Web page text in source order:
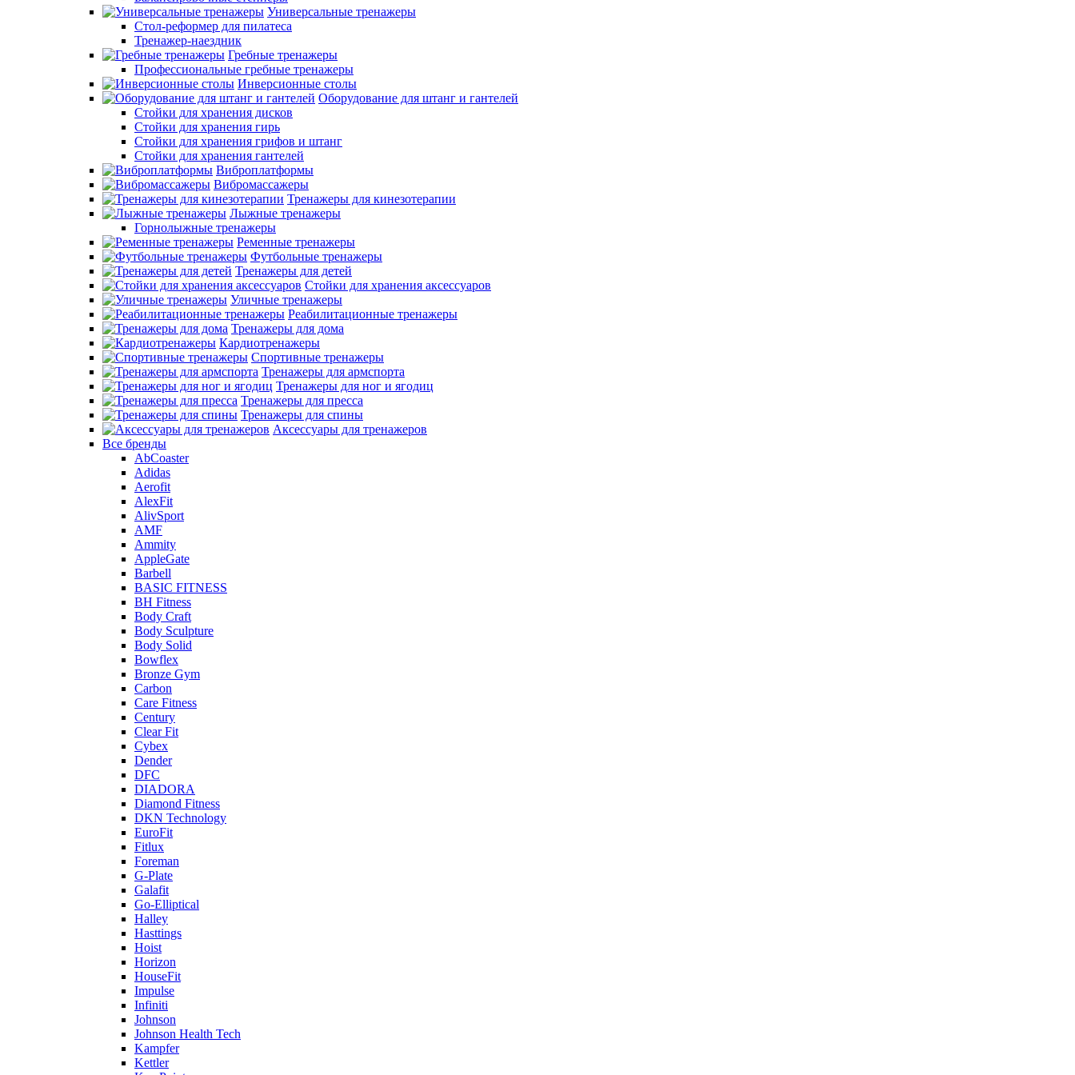
Универсальные тренажеры
Стол-реформер для пилатеса
Тренажер-наездник
Гребные тренажеры
Профессиональные гребные тренажеры
Инверсионные столы
Оборудование для штанг и гантелей
Стойки для хранения дисков
Стойки для хранения гирь
Стойки для хранения грифов и штанг
Стойки для хранения гантелей
Виброплатформы
Вибромассажеры
Тренажеры для кинезотерапии
Лыжные тренажеры
Горнолыжные тренажеры
Ременные тренажеры
Футбольные тренажеры
Тренажеры для детей
Стойки для хранения аксессуаров
Уличные тренажеры
Реабилитационные тренажеры
Тренажеры для дома
Кардиотренажеры
Спортивные тренажеры
Тренажеры для армспорта
Тренажеры для ног и ягодиц
Тренажеры для пресса
Тренажеры для спины
Аксессуары для тренажеров
Все бренды
AbCoaster
Adidas
Aerofit
AlexFit
AlivSport
AMF
Ammity
AppleGate
Barbell
BASIC FITNESS
BH Fitness
Body Craft
Body Sculpture
Body Solid
Bowflex
Bronze Gym
Carbon
Care Fitness
Century
Clear Fit
Cybex
Dender
DFC
DIADORA
Diamond Fitness
DKN Technology
EuroFit
Fitlux
Foreman
G-Plate
Galafit
Go-Elliptical
Halley
Hasttings
Hoist
Horizon
HouseFit
Impulse
Infiniti
Johnson
Johnson Health Tech
Kampfer
Kettler